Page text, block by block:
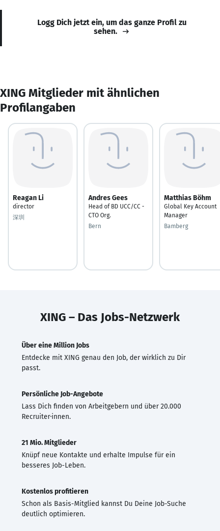
Logg Dich jetzt ein, um das ganze Profil zu
sehen.
XING Mitglieder mit ähnlichen
Profilangaben
Reagan Li
director
深圳
Andres Gees
Head of BD UCC/CC -
CTO Org.
Bern
Matthias Böhm
Global Key Account
Manager
Bamberg
XING – Das Jobs-Netzwerk
Über eine Million Jobs
Entdecke mit XING genau den Job, der wirklich zu Dir
passt.
Persönliche Job-Angebote
Lass Dich finden von Arbeitgebern und über 20.000
Recruiter·innen.
21 Mio. Mitglieder
Knüpf neue Kontakte und erhalte Impulse für ein
besseres Job-Leben.
Kostenlos profitieren
Schon als Basis-Mitglied kannst Du Deine Job-Suche
deutlich optimieren.